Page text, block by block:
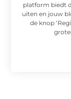
platform biedt
uiten en jouw
de knop